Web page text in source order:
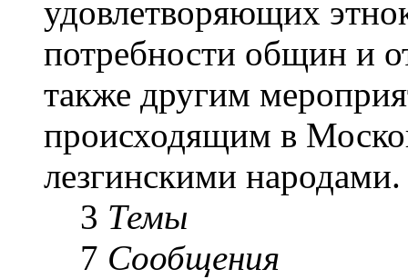
удовлетворяющих
потребности общин и
также другим
происходящим в
лезгинскими народами.
3 Темы
7 Сообщения